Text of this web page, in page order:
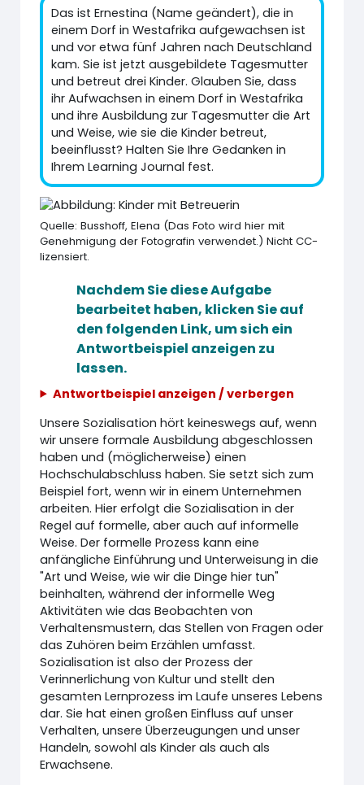
Das ist Ernestina (Name geändert), die in
einem Dorf in Westafrika aufgewachsen ist
und vor etwa fünf Jahren nach Deutschland
kam. Sie ist jetzt ausgebildete Tagesmutter
und betreut drei Kinder. Glauben Sie, dass
ihr Aufwachsen in einem Dorf in Westafrika
und ihre Ausbildung zur Tagesmutter die Art
und Weise, wie sie die Kinder betreut,
beeinflusst? Halten Sie Ihre Gedanken in
Ihrem Learning Journal fest.
Quelle: Busshoff, Elena (Das Foto wird hier mit
Genehmigung der Fotografin verwendet.) Nicht CC-
lizensiert.
Nachdem Sie diese Aufgabe
bearbeitet haben, klicken Sie auf
den folgenden Link, um sich ein
Antwortbeispiel anzeigen zu
lassen.
Antwortbeispiel anzeigen / verbergen
Unsere Sozialisation hört keineswegs auf, wenn
wir unsere formale Ausbildung abgeschlossen
haben und (möglicherweise) einen
Hochschulabschluss haben. Sie setzt sich zum
Beispiel fort, wenn wir in einem Unternehmen
arbeiten. Hier erfolgt die Sozialisation in der
Regel auf formelle, aber auch auf informelle
Weise. Der formelle Prozess kann eine
anfängliche Einführung und Unterweisung in die
"Art und Weise, wie wir die Dinge hier tun"
beinhalten, während der informelle Weg
Aktivitäten wie das Beobachten von
Verhaltensmustern, das Stellen von Fragen oder
das Zuhören beim Erzählen umfasst.
Sozialisation ist also der Prozess der
Verinnerlichung von Kultur und stellt den
gesamten Lernprozess im Laufe unseres Lebens
dar. Sie hat einen großen Einfluss auf unser
Verhalten, unsere Überzeugungen und unser
Handeln, sowohl als Kinder als auch als
Erwachsene.